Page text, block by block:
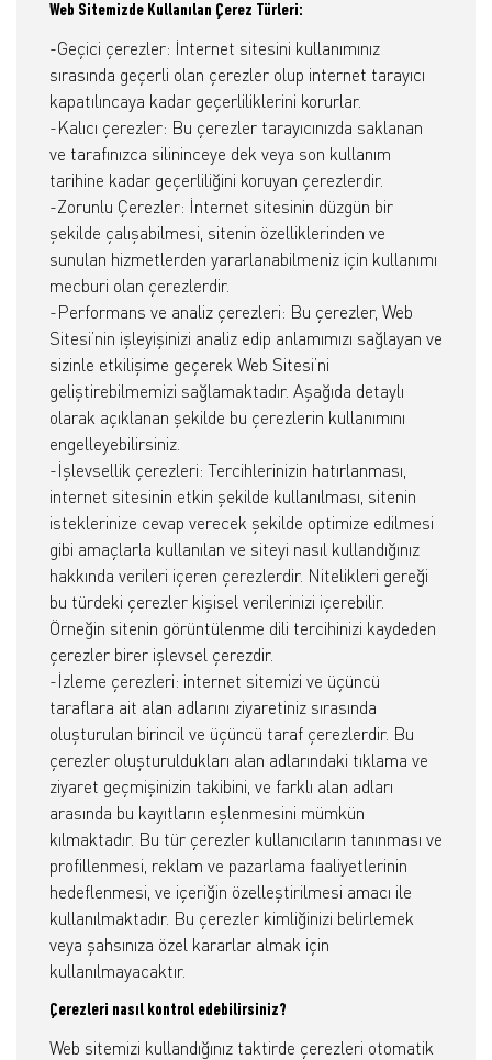
Web Sitemizde Kullanılan Çerez Türleri:
-Geçici çerezler: İnternet sitesini kullanımınız
sırasında geçerli olan çerezler olup internet tarayıcı
kapatılıncaya kadar geçerliliklerini korurlar.
-Kalıcı çerezler: Bu çerezler tarayıcınızda saklanan
ve tarafınızca silininceye dek veya son kullanım
tarihine kadar geçerliliğini koruyan çerezlerdir.
-Zorunlu Çerezler: İnternet sitesinin düzgün bir
şekilde çalışabilmesi, sitenin özelliklerinden ve
sunulan hizmetlerden yararlanabilmeniz için kullanımı
mecburi olan çerezlerdir.
-Performans ve analiz çerezleri: Bu çerezler, Web
Sitesi’nin işleyişinizi analiz edip anlamımızı sağlayan ve
sizinle etkilişime geçerek Web Sitesi’ni
geliştirebilmemizi sağlamaktadır. Aşağıda detaylı
olarak açıklanan şekilde bu çerezlerin kullanımını
engelleyebilirsiniz.
-İşlevsellik çerezleri: Tercihlerinizin hatırlanması,
internet sitesinin etkin şekilde kullanılması, sitenin
isteklerinize cevap verecek şekilde optimize edilmesi
gibi amaçlarla kullanılan ve siteyi nasıl kullandığınız
hakkında verileri içeren çerezlerdir. Nitelikleri gereği
bu türdeki çerezler kişisel verilerinizi içerebilir.
Örneğin sitenin görüntülenme dili tercihinizi kaydeden
çerezler birer işlevsel çerezdir.
-İzleme çerezleri: internet sitemizi ve üçüncü
taraflara ait alan adlarını ziyaretiniz sırasında
oluşturulan birincil ve üçüncü taraf çerezlerdir. Bu
çerezler oluşturuldukları alan adlarındaki tıklama ve
ziyaret geçmişinizin takibini, ve farklı alan adları
arasında bu kayıtların eşlenmesini mümkün
kılmaktadır. Bu tür çerezler kullanıcıların tanınması ve
profillenmesi, reklam ve pazarlama faaliyetlerinin
hedeflenmesi, ve içeriğin özelleştirilmesi amacı ile
kullanılmaktadır. Bu çerezler kimliğinizi belirlemek
veya şahsınıza özel kararlar almak için
kullanılmayacaktır.
Çerezleri nasıl kontrol edebilirsiniz?
Web sitemizi kullandığınız taktirde çerezleri otomatik